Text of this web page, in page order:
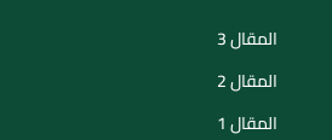
المقال 3
المقال 2
المقال 1